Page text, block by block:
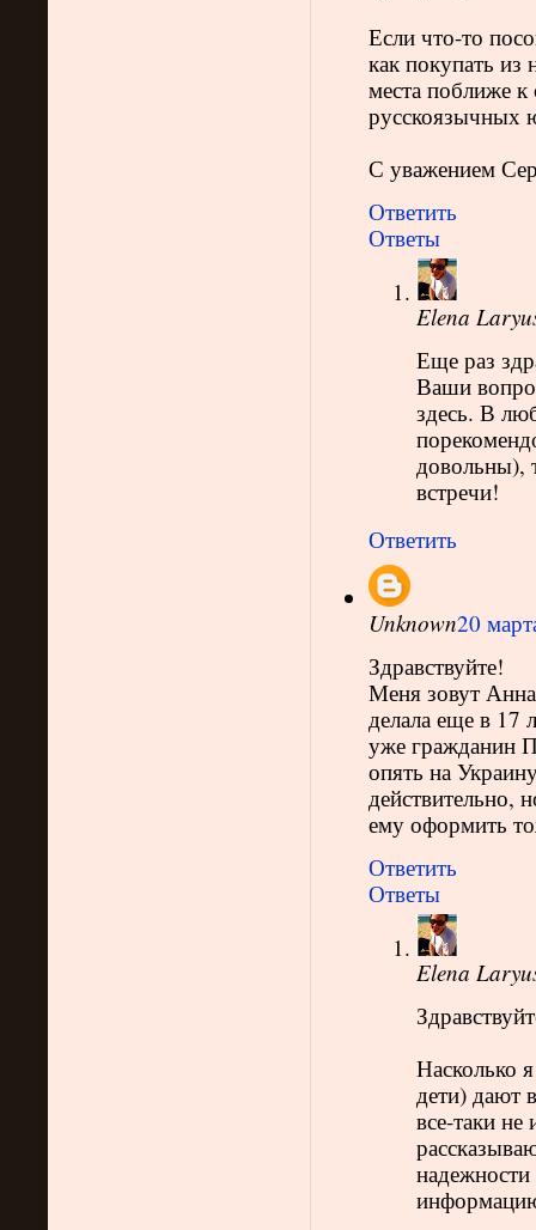
Если что-то
как покупать из
места поближе
русскоязычных
С уважением
Ответить
Ответы
Elena
Еще раз
Ваши
здесь. В
довольны),
встречи!
Ответить
Unknown20
Здравствуйте!
Меня зовут
делала еще в 17
уже гражданин
опять на
действительно,
ему оформить
Ответить
Ответы
Elena
Насколько
дети) дают
все-таки